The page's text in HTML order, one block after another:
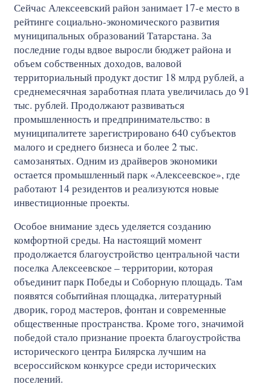
Сейчас Алексеевский район занимает 17-е место в
рейтинге социально-экономического развития
муниципальных образований Татарстана. За
последние годы вдвое выросли бюджет района и
объем собственных доходов, валовой
территориальный продукт достиг 18 млрд рублей, а
среднемесячная заработная плата увеличилась до 91
тыс. рублей. Продолжают развиваться
промышленность и предпринимательство: в
муниципалитете зарегистрировано 640 субъектов
малого и среднего бизнеса и более 2 тыс.
самозанятых. Одним из драйверов экономики
остается промышленный парк «Алексеевское», где
работают 14 резидентов и реализуются новые
инвестиционные проекты.
Особое внимание здесь уделяется созданию
комфортной среды. На настоящий момент
продолжается благоустройство центральной части
поселка Алексеевское – территории, которая
объединит парк Победы и Соборную площадь. Там
появятся событийная площадка, литературный
дворик, город мастеров, фонтан и современные
общественные пространства. Кроме того, значимой
победой стало признание проекта благоустройства
исторического центра Билярска лучшим на
всероссийском конкурсе среди исторических
поселений.